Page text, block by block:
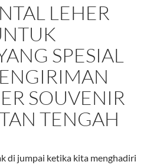
LEHER
SPESIAL
SOUVENIR
TENGAH
di jumpai ketika kita menghadiri